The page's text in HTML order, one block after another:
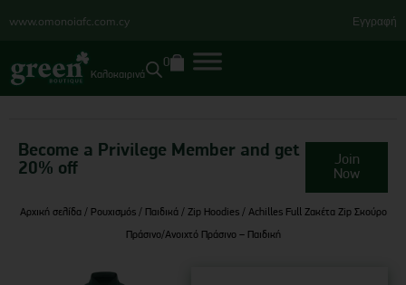
www.omonoiafc.com.cy Εγγραφή
Καλοκαιρινά
0
Become a Privilege Member and get
20% off
Join
Now
Αρχική σελίδα / Ρουχισμός/ Παιδικά / Zip Hoodies/ Achilles Full Ζακέτα Zip Σκούρο
Πράσινο/Ανοιχτό Πράσινο – Παιδική